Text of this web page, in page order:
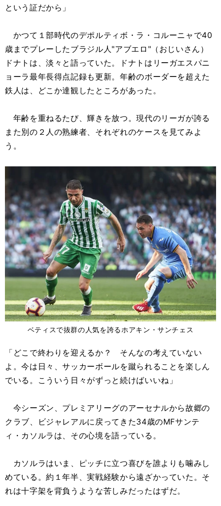
という証だから」
かつて１部時代のデポルティボ・ラ・コルーニャで40
歳までプレーしたブラジル人"アブエロ"（おじいさん）
ドナトは、淡々と語っていた。ドナトはリーガエスパニ
ョーラ最年長得点記録も更新。年齢のボーダーを超えた
鉄人は、どこか達観したところがあった。
年齢を重ねるたび、輝きを放つ。現代のリーガが誇る
また別の２人の熟練者、それぞれのケースを見てみよ
う。
ベティスで抜群の人気を誇るホアキン・サンチェス
「どこで終わりを迎えるか？ そんなの考えていない
よ。今は日々、サッカーボールを蹴られることを楽しん
でいる。こういう日々がずっと続けばいいね」
今シーズン、プレミアリーグのアーセナルから故郷の
クラブ、ビジャレアルに戻ってきた34歳のMFサンテ
ィ・カソルラは、その心境を語っている。
カソルラはいま、ピッチに立つ喜びを誰よりも噛みし
めている。約１年半、実戦経験から遠ざかっていた。そ
れは十字架を背負うような苦しみだったはずだ。